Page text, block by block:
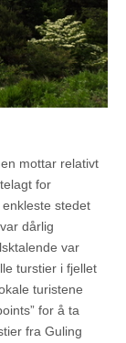
mottar relativt
for
stedet
dårlig
var
turstier i fjellet
turistene
for å ta
fra Guling